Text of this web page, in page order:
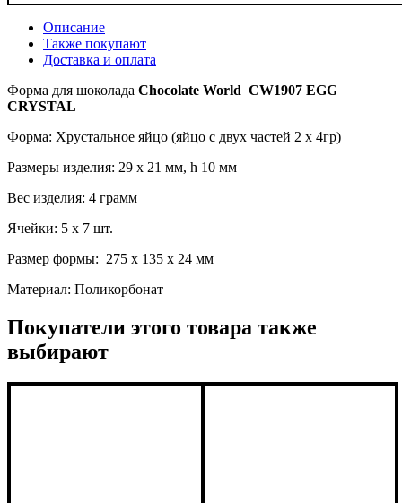
Описание
Также покупают
Доставка и оплата
Форма для шоколада Chocolate World CW1907 EGG
CRYSTAL
Форма: Хрустальное яйцо (яйцо с двух частей 2 x 4гр)
Размеры изделия: 29 x 21 мм, h 10 мм
Вес изделия: 4 грамм
Ячейки: 5 x 7 шт.
Размер формы: 275 x 135 x 24 мм
Материал: Поликорбонат
Покупатели этого товара также
выбирают